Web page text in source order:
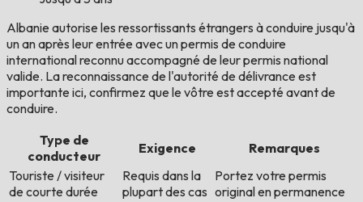
Albanie autorise les ressortissants étrangers à conduire jusqu'à
un an après leur entrée avec un permis de conduire
international reconnu accompagné de leur permis national
valide. La reconnaissance de l'autorité de délivrance est
importante ici, confirmez que le vôtre est accepté avant de
conduire.
Type de
conducteur
Exigence
Remarques
Touriste / visiteur
de courte durée
Requis dans la
plupart des cas
Portez votre permis
original en permanence